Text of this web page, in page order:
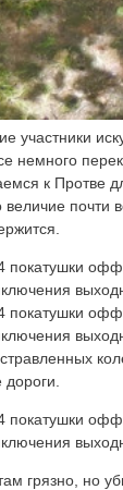
участники
немного
к Протве
почти
грязно, но